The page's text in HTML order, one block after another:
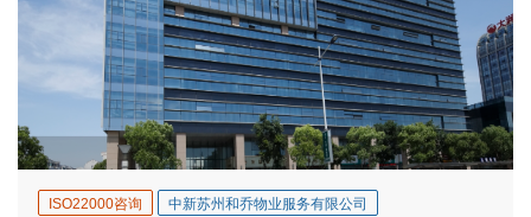
ISO22000咨询 中新苏州和乔物业服务有限公司